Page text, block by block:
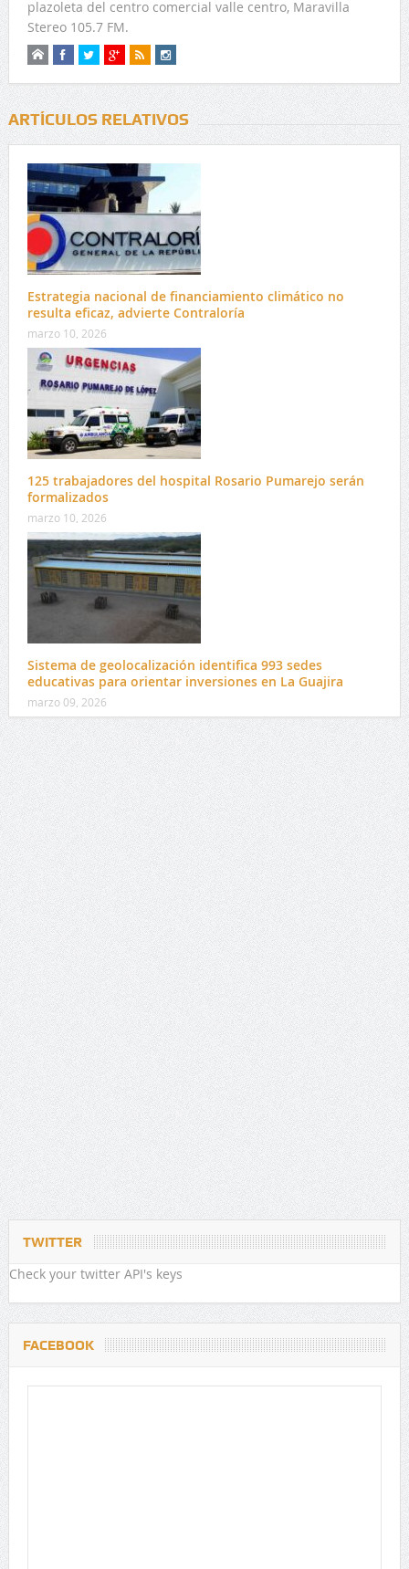
plazoleta del centro comercial valle centro, Maravilla
Stereo 105.7 FM.
ARTÍCULOS RELATIVOS
Estrategia nacional de financiamiento climático no
resulta eficaz, advierte Contraloría
marzo 10, 2026
125 trabajadores del hospital Rosario Pumarejo serán
formalizados
marzo 10, 2026
Sistema de geolocalización identifica 993 sedes
educativas para orientar inversiones en La Guajira
marzo 09, 2026
TWITTER
Check your twitter API's keys
FACEBOOK